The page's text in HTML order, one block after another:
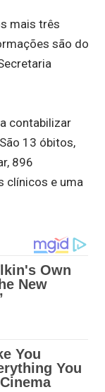
mais três
são do
contabilizar
13 óbitos,
896
clínicos e uma